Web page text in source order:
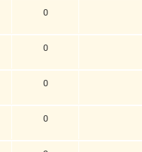
0
0
0
0